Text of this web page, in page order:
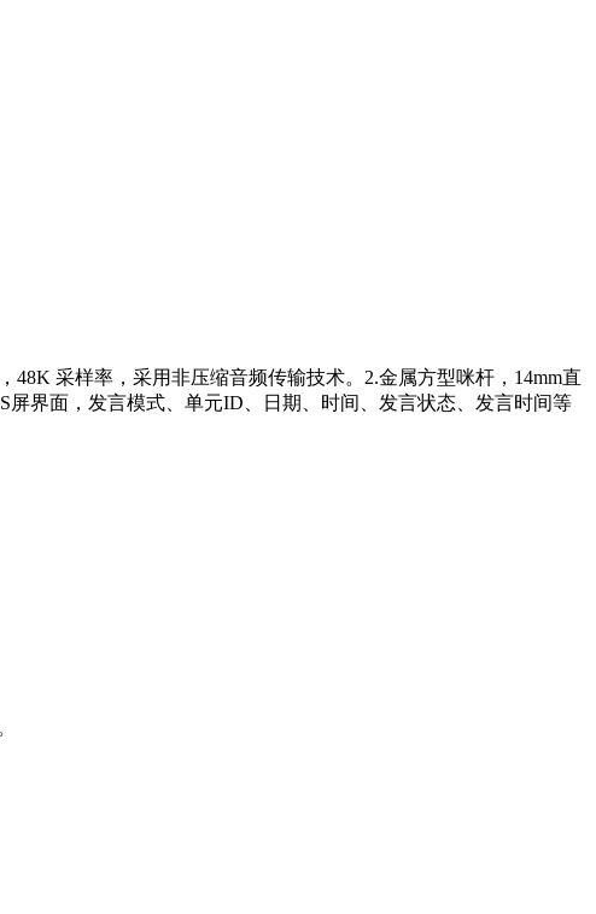
48K 采样率，采用非压缩音频传输技术。2.金属方型咪杆，14mm直
界面，发言模式、单元ID、日期、时间、发言状态、发言时间等